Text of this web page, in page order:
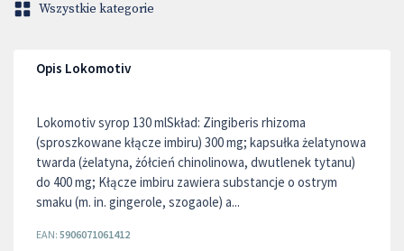
Wszystkie kategorie
Opis Lokomotiv
Lokomotiv syrop 130 mlSkład: Zingiberis rhizoma
(sproszkowane kłącze imbiru) 300 mg; kapsułka żelatynowa
twarda (żelatyna, żółcień chinolinowa, dwutlenek tytanu)
do 400 mg; Kłącze imbiru zawiera substancje o ostrym
smaku (m. in. gingerole, szogaole) a...
EAN: 5906071061412